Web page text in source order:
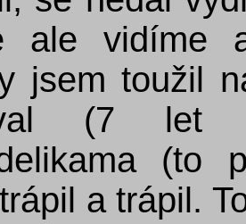
ale vidíme
jsem toužil
(7 let
(to
a trápil.